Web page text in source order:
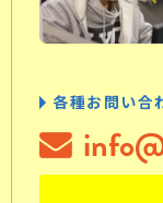
各種お問い合